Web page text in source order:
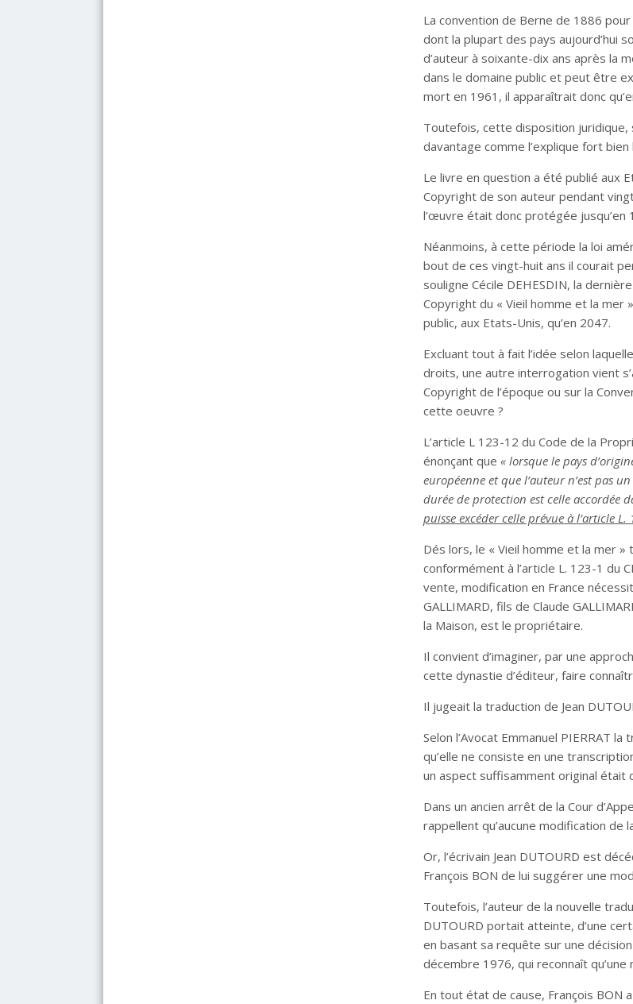
La convention de Berne de 1886
dont la plupart des pays aujourd’hui
d’auteur à soixante-dix ans après la
dans le domaine public et peut être
mort en 1961, il apparaîtrait donc
Toutefois, cette disposition juridique,
davantage comme l’explique fort bien
Le livre en question a été publié aux
Copyright de son auteur pendant
l’œuvre était donc protégée jusqu’en
Néanmoins, à cette période la loi
bout de ces vingt-huit ans il courait
souligne Cécile DEHESDIN, la
Copyright du « Vieil homme et la mer
public, aux Etats-Unis, qu’en 2047.
Excluant tout à fait l’idée selon
droits, une autre interrogation vient
Copyright de l’époque ou sur la
cette oeuvre ?
L’article L 123-12 du Code de la
énonçant que « lorsque le pays
européenne et que l’auteur n’est pas
durée de protection est celle accordée
puisse excéder celle prévue à l’article L.
Dés lors, le « Vieil homme et la mer
conformément à l’article L. 123-1 du
vente, modification en France
GALLIMARD, fils de Claude
la Maison, est le propriétaire.
Il convient d’imaginer, par une
cette dynastie d’éditeur, faire
Il jugeait la traduction de Jean
Selon l’Avocat Emmanuel PIERRAT
qu’elle ne consiste en une
un aspect suffisamment original
Dans un ancien arrêt de la Cour
rappellent qu’aucune modification de
Or, l’écrivain Jean DUTOURD est
François BON de lui suggérer une
Toutefois, l’auteur de la nouvelle
DUTOURD portait atteinte, d’une
en basant sa requête sur une
décembre 1976, qui reconnaît
En tout état de cause, François BON